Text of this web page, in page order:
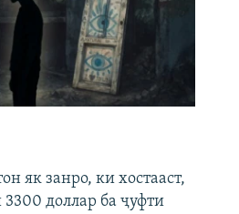
як занро, ки хостааст,
доллар ба ҷуфти